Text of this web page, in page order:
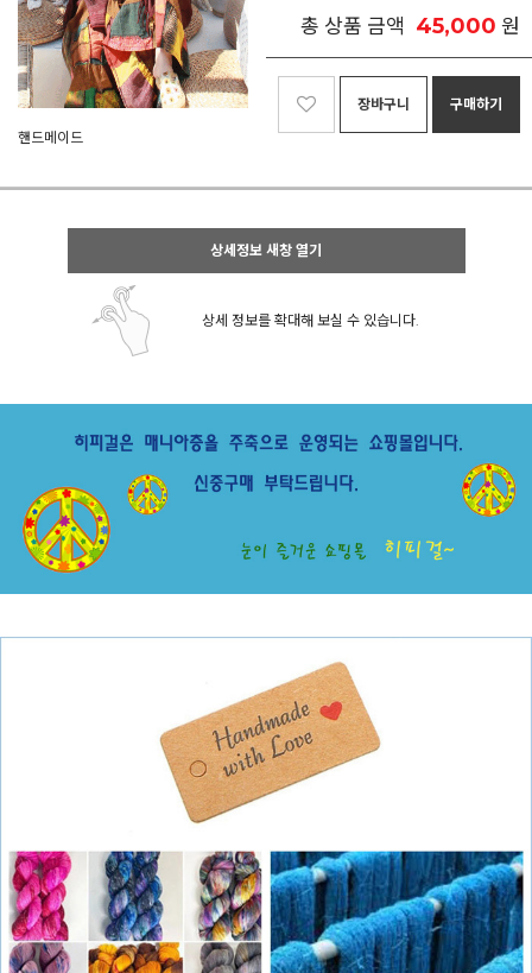
핸드메이드
총 상품 금액 45,000 원
장바구니 구매하기
상세정보 새창 열기
상세 정보를 확대해 보실 수 있습니다.